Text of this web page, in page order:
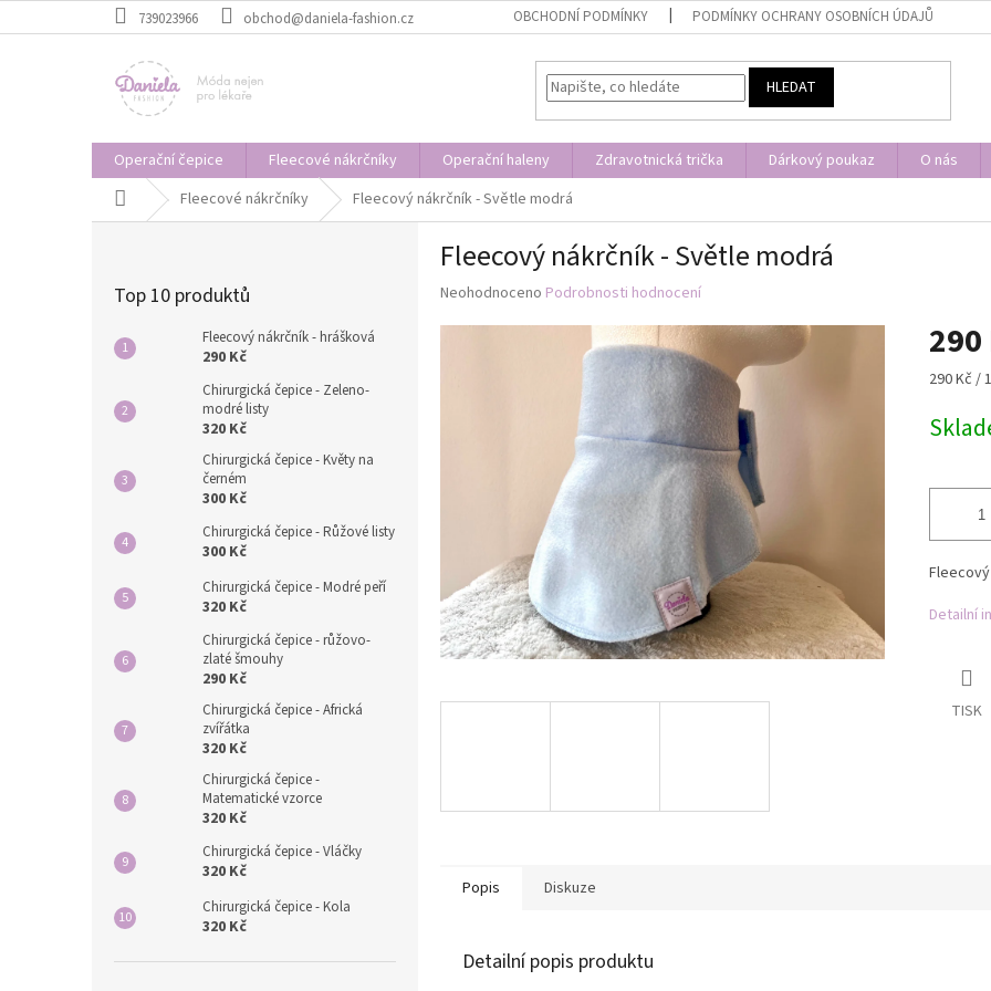
na
739023966 obchod@daniela-fashion.cz OBCHODNÍ PODMÍNKY PODMÍNKY OCHRANY OSOBNÍCH ÚDAJŮ
HLEDAT
Operační čepice Fleecové nákrčníky Operační haleny Zdravotnická trička Dárkový poukaz O nás
Domů Fleecové nákrčníky Fleecový nákrčník - Světle modrá
Top 10 produktů
Fleecový nákrčník - hrášková
290 Kč
Chirurgická čepice - Zeleno-
modré listy
320 Kč
Chirurgická čepice - Květy na
černém
300 Kč
Chirurgická čepice - Růžové listy
300 Kč
Chirurgická čepice - Modré peří
320 Kč
Chirurgická čepice - růžovo-
zlaté šmouhy
290 Kč
Chirurgická čepice - Africká
zvířátka
320 Kč
Chirurgická čepice -
Matematické vzorce
320 Kč
Chirurgická čepice - Vláčky
320 Kč
Chirurgická čepice - Kola
320 Kč
Fleecový nákrčník - Světle modrá
Průměrné
Neohodnoceno Podrobnosti hodnocení
290
Měrná
290 Kč /
Detailní
TISK
Popis Diskuze
Detailní popis produktu